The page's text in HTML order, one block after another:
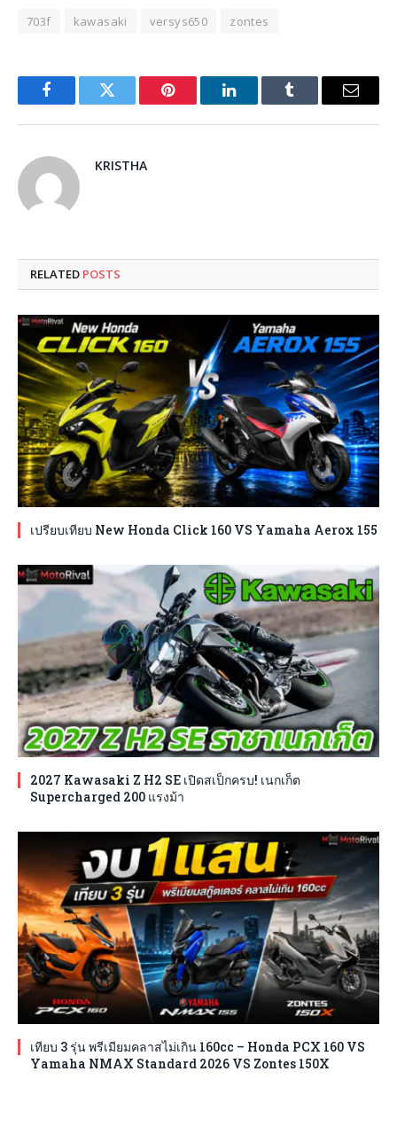
703f kawasaki versys650 zontes
FacebookTwitter Pinterest LinkedInTumblr Email
KRISTHA
RELATED POSTS
เปรียบเทียบ New Honda Click 160 VS Yamaha Aerox 155
2027 Kawasaki Z H2 SE เปิดสเป็กครบ! เนกเก็ต
Supercharged 200 แรงม้า
เทียบ 3 รุ่น พรีเมียมคลาสไม่เกิน 160cc – Honda PCX 160 VS
Yamaha NMAX Standard 2026 VS Zontes 150X